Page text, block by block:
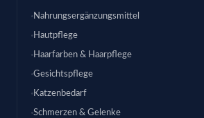
Nahrungsergänzungsmittel
Hautpflege
Haarfarben & Haarpflege
Gesichtspflege
Katzenbedarf
Schmerzen & Gelenke